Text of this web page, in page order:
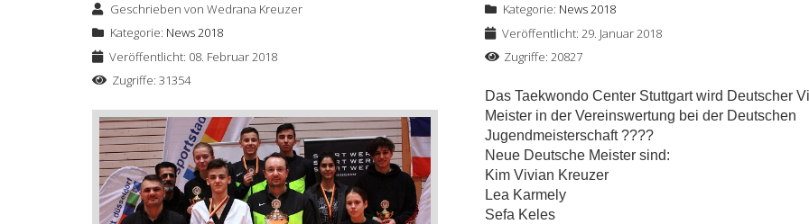
Geschrieben vonWedrana Kreuzer
Kategorie: News 2018
Veröffentlicht: 08. Februar 2018
Zugriffe: 31354
Kategorie: News 2018
Veröffentlicht: 29. Januar 2018
Zugriffe: 20827
Das Taekwondo Center Stuttgart wird Deutscher
Meister in der Vereinswertung bei der Deutschen
Jugendmeisterschaft????
Neue Deutsche Meister sind:
Kim Vivian Kreuzer
Lea Karmely
Sefa Keles